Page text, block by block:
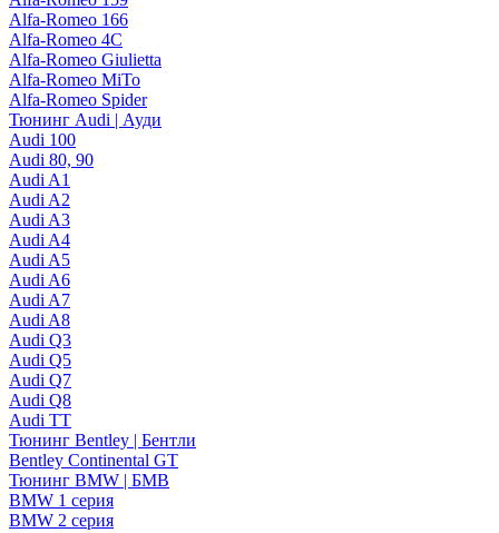
Alfa-Romeo 166
Alfa-Romeo 4C
Alfa-Romeo Giulietta
Alfa-Romeo MiTo
Alfa-Romeo Spider
Тюнинг Audi | Ауди
Audi 100
Audi 80, 90
Audi A1
Audi A2
Audi A3
Audi A4
Audi A5
Audi A6
Audi A7
Audi A8
Audi Q3
Audi Q5
Audi Q7
Audi Q8
Audi TT
Тюнинг Bentley | Бентли
Bentley Continental GT
Тюнинг BMW | БМВ
BMW 1 серия
BMW 2 серия